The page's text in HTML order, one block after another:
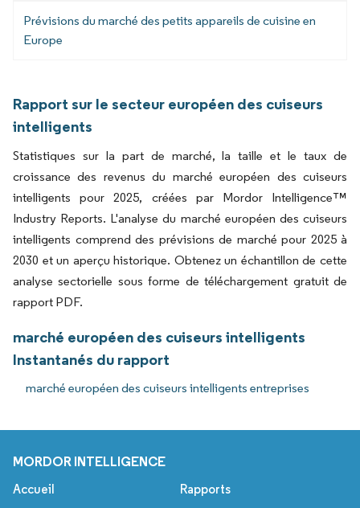
Prévisions du marché des petits appareils de cuisine en
Europe
Rapport sur le secteur européen des cuiseurs
intelligents
Statistiques sur la part de marché, la taille et le taux de
croissance des revenus du marché européen des cuiseurs
intelligents pour 2025, créées par Mordor Intelligence™
Industry Reports. L'analyse du marché européen des cuiseurs
intelligents comprend des prévisions de marché pour 2025 à
2030 et un aperçu historique. Obtenez un échantillon de cette
analyse sectorielle sous forme de téléchargement gratuit de
rapport PDF.
marché européen des cuiseurs intelligents
Instantanés du rapport
marché européen des cuiseurs intelligents entreprises
MORDOR INTELLIGENCE
Accueil Rapports